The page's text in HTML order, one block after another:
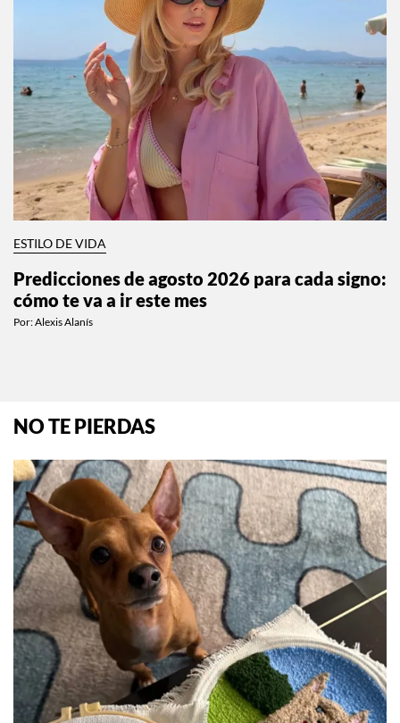
ESTILO DE VIDA
Predicciones de agosto 2026 para cada signo:
cómo te va a ir este mes
Por:Alexis Alanís
NO TE PIERDAS